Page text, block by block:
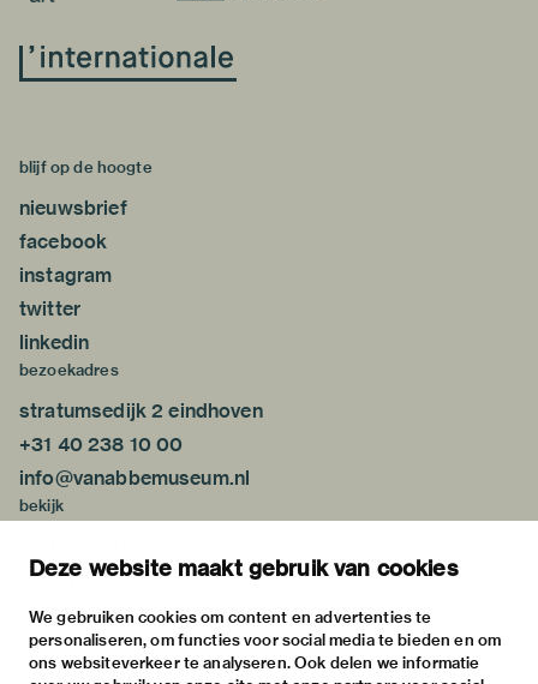
Deze website maakt gebruik van cookies
We gebruiken cookies om content en advertenties te
personaliseren, om functies voor social media te bieden en om
ons websiteverkeer te analyseren. Ook delen we informatie
blijf op de hoogte
nieuwsbrief
facebook
instagram
twitter
linkedin
bezoekadres
stratumsedijk 2 eindhoven
+31 40 238 10 00
info@vanabbemuseum.nl
bekijk
activiteiten
praktische informatie
over